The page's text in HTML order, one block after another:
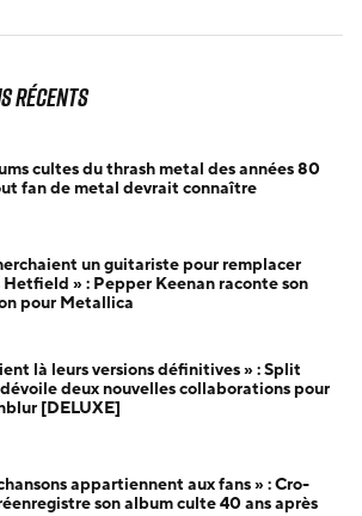
récents
cultes du thrash metal des années 80
fan de metal devrait connaître
un guitariste pour remplacer
Hetfield » : Pepper Keenan raconte son
pour Metallica
là leurs versions définitives » : Split
deux nouvelles collaborations pour
[DELUXE]
appartiennent aux fans » : Cro-
son album culte 40 ans après